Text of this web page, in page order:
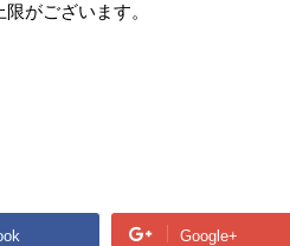
がございます。
Google+